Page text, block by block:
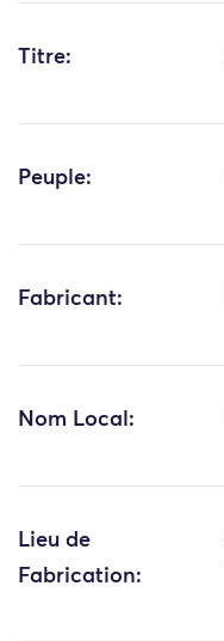
Titre:
Peuple:
Fabricant:
Nom Local:
Lieu de
Fabrication: